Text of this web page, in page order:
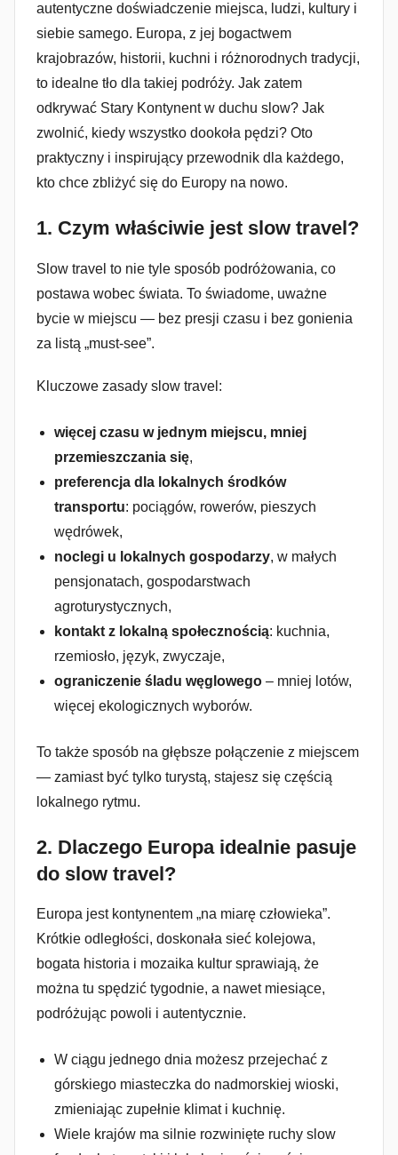
autentyczne doświadczenie miejsca, ludzi, kultury i
siebie samego. Europa, z jej bogactwem
krajobrazów, historii, kuchni i różnorodnych tradycji,
to idealne tło dla takiej podróży. Jak zatem
odkrywać Stary Kontynent w duchu slow? Jak
zwolnić, kiedy wszystko dookoła pędzi? Oto
praktyczny i inspirujący przewodnik dla każdego,
kto chce zbliżyć się do Europy na nowo.
1. Czym właściwie jest slow travel?
Slow travel to nie tyle sposób podróżowania, co
postawa wobec świata. To świadome, uważne
bycie w miejscu — bez presji czasu i bez gonienia
za listą „must-see”.
Kluczowe zasady slow travel:
więcej czasu w jednym miejscu, mniej
przemieszczania się,
preferencja dla lokalnych środków
transportu: pociągów, rowerów, pieszych
wędrówek,
noclegi u lokalnych gospodarzy, w małych
pensjonatach, gospodarstwach
agroturystycznych,
kontakt z lokalną społecznością: kuchnia,
rzemiosło, język, zwyczaje,
ograniczenie śladu węglowego – mniej lotów,
więcej ekologicznych wyborów.
To także sposób na głębsze połączenie z miejscem
— zamiast być tylko turystą, stajesz się częścią
lokalnego rytmu.
2. Dlaczego Europa idealnie pasuje
do slow travel?
Europa jest kontynentem „na miarę człowieka”.
Krótkie odległości, doskonała sieć kolejowa,
bogata historia i mozaika kultur sprawiają, że
można tu spędzić tygodnie, a nawet miesiące,
podróżując powoli i autentycznie.
W ciągu jednego dnia możesz przejechać z
górskiego miasteczka do nadmorskiej wioski,
zmieniając zupełnie klimat i kuchnię.
Wiele krajów ma silnie rozwinięte ruchy slow